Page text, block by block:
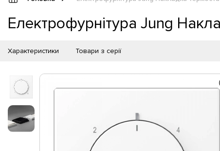
Електрофурнітура Jung
Характеристики Товари з серії